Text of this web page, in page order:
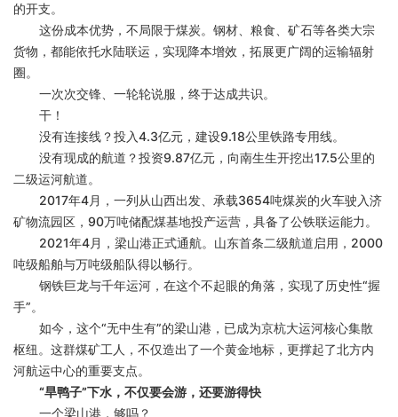
的开支。
这份成本优势，不局限于煤炭。钢材、粮食、矿石等各类大宗
货物，都能依托水陆联运，实现降本增效，拓展更广阔的运输辐射
圈。
一次次交锋、一轮轮说服，终于达成共识。
干！
没有连接线？投入4.3亿元，建设9.18公里铁路专用线。
没有现成的航道？投资9.87亿元，向南生生开挖出17.5公里的
二级运河航道。
2017年4月，一列从山西出发、承载3654吨煤炭的火车驶入济
矿物流园区，90万吨储配煤基地投产运营，具备了公铁联运能力。
2021年4月，梁山港正式通航。山东首条二级航道启用，2000
吨级船舶与万吨级船队得以畅行。
钢铁巨龙与千年运河，在这个不起眼的角落，实现了历史性“握
手”。
如今，这个“无中生有”的梁山港，已成为京杭大运河核心集散
枢纽。这群煤矿工人，不仅造出了一个黄金地标，更撑起了北方内
河航运中心的重要支点。
“旱鸭子”下水，不仅要会游，还要游得快
一个梁山港，够吗？